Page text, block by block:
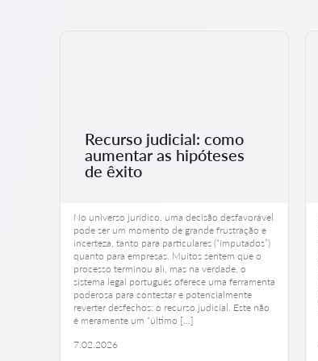
Recurso judicial: como
aumentar as hipóteses
de êxito
No universo jurídico, uma decisão desfavorável
pode ser um momento de grande frustração e
incerteza, tanto para particulares (“imputados”)
quanto para empresas. Muitos sentem que o
processo terminou ali, mas na verdade, o
sistema legal português oferece uma ferramenta
poderosa para contestar e potencialmente
reverter desfechos: o recurso judicial. Este não
é meramente um “último […]
7.02.2026